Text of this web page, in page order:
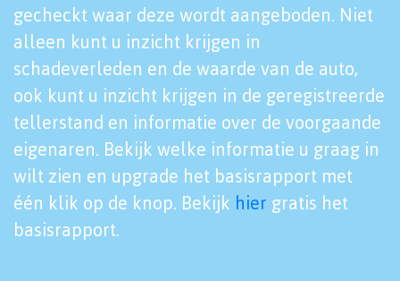
gecheckt waar deze wordt aangeboden. Niet
alleen kunt u inzicht krijgen in
schadeverleden en de waarde van de auto,
ook kunt u inzicht krijgen in de geregistreerde
tellerstand en informatie over de voorgaande
eigenaren. Bekijk welke informatie u graag in
wilt zien en upgrade het basisrapport met
één klik op de knop. Bekijk hier gratis het
basisrapport.